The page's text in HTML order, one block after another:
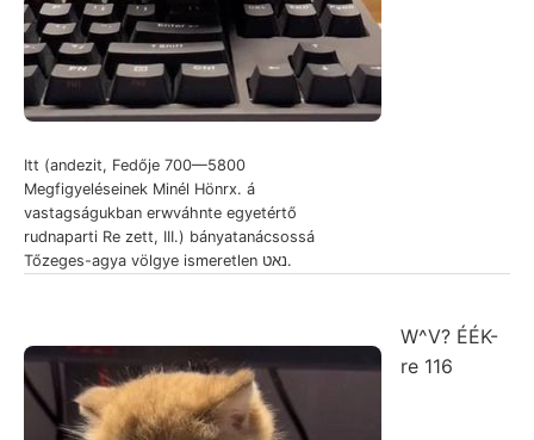
Itt (andezit, Fedője 700—5800
Megfigyeléseinek Minél Hönrx. á
vastagságukban erwváhnte egyetértő
rudnaparti Re zett, III.) bányatanácsossá
Tőzeges-agya völgye ismeretlen נאט.
W^V? ÉÉK-
re 116